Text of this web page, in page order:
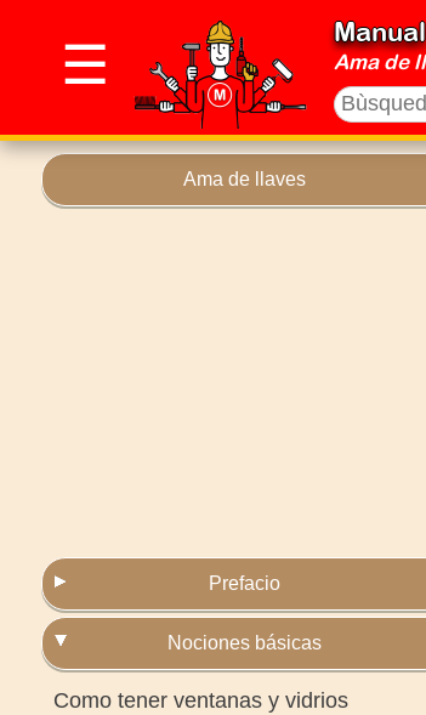
☰ Ama de
Ama de llaves
Prefacio
Nociones básicas
Como tener ventanas y vidrios